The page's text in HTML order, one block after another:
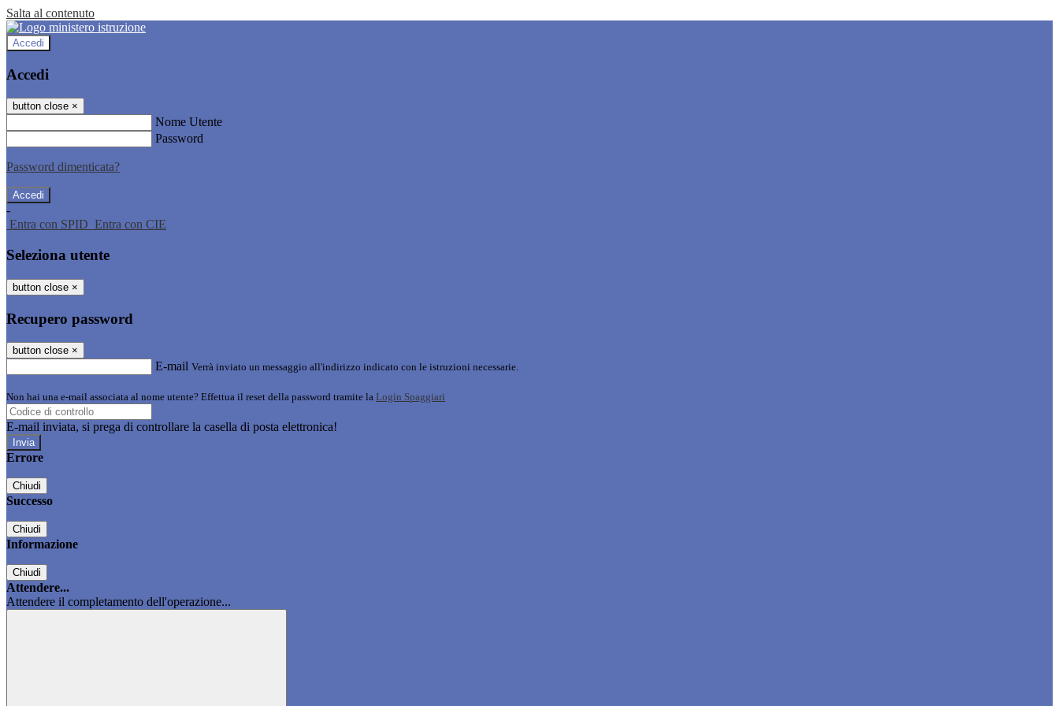
Salta al contenuto
Accedi
Accedi
button close ×
Nome Utente
Password
Password dimenticata?
-
Entra con SPID Entra con CIE
Seleziona utente
button close ×
Recupero password
button close ×
E-mail Verrà inviato un messaggio all'indirizzo indicato con le istruzioni necessarie.
Non hai una e-mail associata al nome utente? Effettua il reset della password tramite la Login Spaggiari
E-mail inviata, si prega di controllare la casella di posta elettronica!
Errore
Chiudi
Successo
Chiudi
Informazione
Chiudi
Attendere...
Attendere il completamento dell'operazione...